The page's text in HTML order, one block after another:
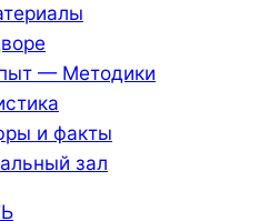
— Методики
и факты
зал